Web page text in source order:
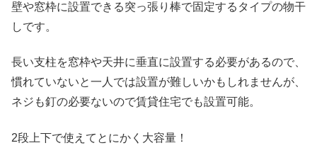
壁や窓枠に設置できる突っ張り棒で固定するタイプの物干
しです。
長い支柱を窓枠や天井に垂直に設置する必要があるので、
慣れていないと一人では設置が難しいかもしれませんが、
ネジも釘の必要ないので賃貸住宅でも設置可能。
2段上下で使えてとにかく大容量！